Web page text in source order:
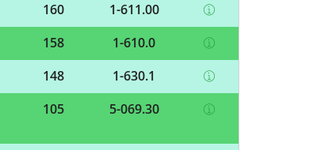
160
1-611.00
158
1-610.0
148
1-630.1
105 5-069.30